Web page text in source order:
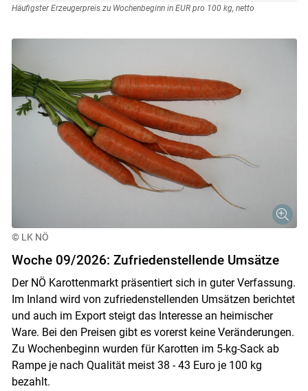
Häufigster Erzeugerpreis zu Wochenbeginn in EUR pro 100 kg, netto
© LK NÖ
Woche 09/2026: Zufriedenstellende Umsätze
Der NÖ Karottenmarkt präsentiert sich in guter Verfassung.
Im Inland wird von zufriedenstellenden Umsätzen berichtet
und auch im Export steigt das Interesse an heimischer
Ware. Bei den Preisen gibt es vorerst keine Veränderungen.
Zu Wochenbeginn wurden für Karotten im 5-kg-Sack ab
Rampe je nach Qualität meist 38 - 43 Euro je 100 kg
bezahlt.